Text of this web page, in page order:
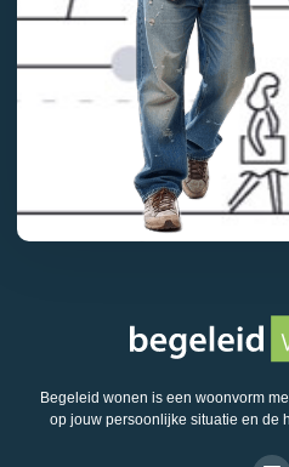
Begeleid wonen is een woonvorm
op jouw persoonlijke situatie en de